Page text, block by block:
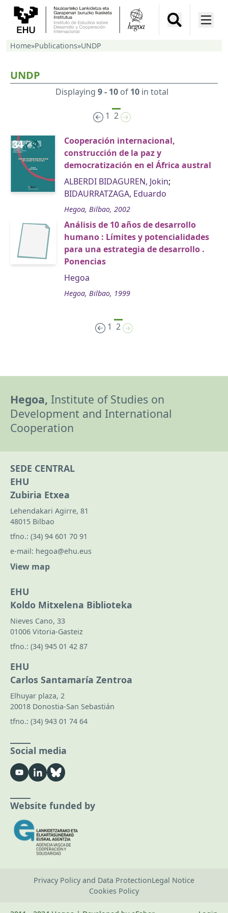
Home»Publications»UNDP
UNDP
Displaying 9 - 10 of 10 in total
1 2
Cooperación internacional,
construcción de la paz y
democratización en el África austral
ALBERDI BIDAGUREN, Jokin;
BIDAURRATZAGA, Eduardo
Hegoa, Bilbao, 2002
Análisis de 10 años de desarrollo
humano : Límites y potencialidades
para una estrategia de desarrollo .
Ponencias
Hegoa
Hegoa, Bilbao, 1999
1 2
Hegoa, Institute of Studies on
Development and International
Cooperation
SEDE CENTRAL
EHU
Zubiria Etxea
Lehendakari Agirre, 81
48015 Bilbao
tfno.: (34) 94 601 70 91
e-mail: hegoa@ehu.eus
View map
EHU
Koldo Mitxelena Biblioteka
Nieves Cano, 33
01006 Vitoria-Gasteiz
tfno.: (34) 945 01 42 87
EHU
Carlos Santamaría Zentroa
Elhuyar plaza, 2
20018 Donostia-San Sebastián
tfno.: (34) 943 01 74 64
Social media
Website funded by
Privacy Policy and Data ProtectionLegal Notice
Cookies Policy